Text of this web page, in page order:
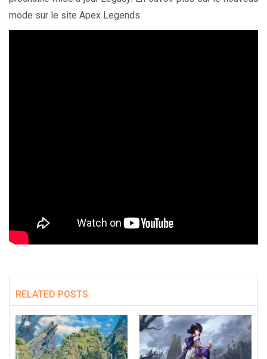
mode sur le site Apex Legends.
RELATED POSTS